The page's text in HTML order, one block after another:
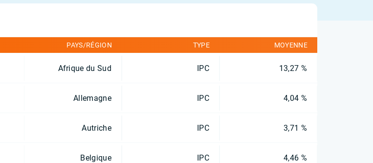
PAYS/RÉGION TYPE MOYENNE
Afrique du Sud IPC 13,27 %
Allemagne IPC 4,04 %
Autriche IPC 3,71 %
Belgique IPC 4,46 %